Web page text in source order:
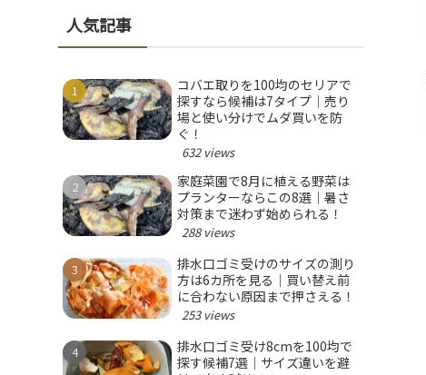
人気記事
コバエ取りを100均のセリアで
探すなら候補は7タイプ｜売り
場と使い分けでムダ買いを防
ぐ！
632 views
家庭菜園で8月に植える野菜は
プランターならこの8選｜暑さ
対策まで迷わず始められる！
288 views
排水口ゴミ受けのサイズの測り
方は6カ所を見る｜買い替え前
に合わない原因まで押さえる！
253 views
排水口ゴミ受け8cmを100均で
探す候補7選｜サイズ違いを避